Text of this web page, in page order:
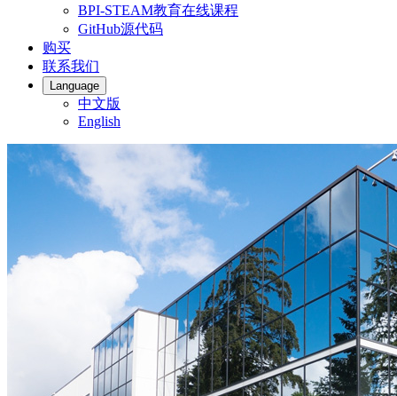
BPI-STEAM教育在线课程
GitHub源代码
购买
联系我们
Language
中文版
English